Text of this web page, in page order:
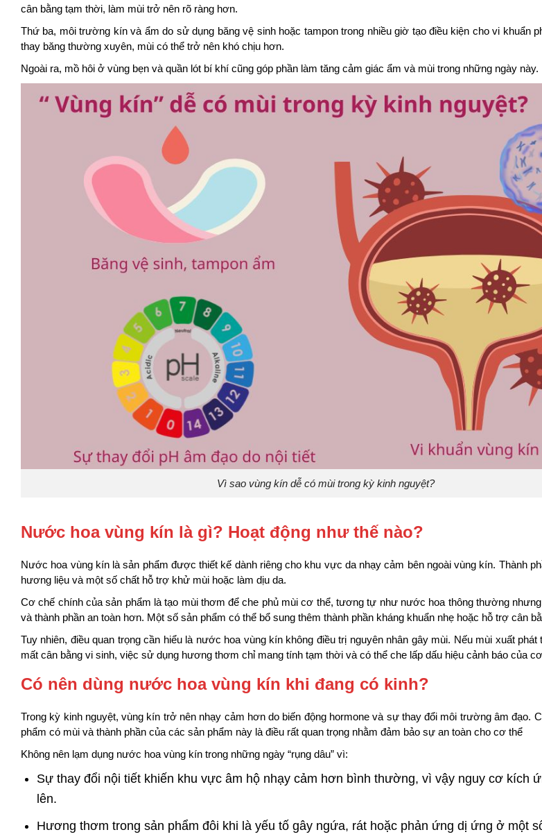
cân bằng tạm thời, làm mùi trở nên rõ ràng hơn.
Thứ ba, môi trường kín và ẩm do sử dụng băng vệ sinh hoặc tampon trong nhiều giờ tạo điều kiện cho vi khuẩn
thay băng thường xuyên, mùi có thể trở nên khó chịu hơn.
Ngoài ra, mồ hôi ở vùng bẹn và quần lót bí khí cũng góp phần làm tăng cảm giác ẩm và mùi trong những ngày này.
Vì sao vùng kín dễ có mùi trong kỳ kinh nguyệt?
Nước hoa vùng kín là gì? Hoạt động như thế nào?
Nước hoa vùng kín là sản phẩm được thiết kế dành riêng cho khu vực da nhạy cảm bên ngoài vùng kín. Thành
hương liệu và một số chất hỗ trợ khử mùi hoặc làm dịu da.
Cơ chế chính của sản phẩm là tạo mùi thơm để che phủ mùi cơ thể, tương tự như nước hoa thông thường
và thành phần an toàn hơn. Một số sản phẩm có thể bổ sung thêm thành phần kháng khuẩn nhẹ hoặc hỗ trợ cân
Tuy nhiên, điều quan trọng cần hiểu là nước hoa vùng kín không điều trị nguyên nhân gây mùi. Nếu mùi xuất
mất cân bằng vi sinh, việc sử dụng hương thơm chỉ mang tính tạm thời và có thể che lấp dấu hiệu cảnh báo của
Có nên dùng nước hoa vùng kín khi đang có kinh?
Trong kỳ kinh nguyệt, vùng kín trở nên nhạy cảm hơn do biến động hormone và sự thay đổi môi trường âm đạo.
phẩm có mùi và thành phần của các sản phẩm này là điều rất quan trọng nhằm đảm bảo sự an toàn cho cơ thể
Không nên lạm dụng nước hoa vùng kín trong những ngày “rụng dâu” vì:
Sự thay đổi nội tiết khiến khu vực âm hộ nhạy cảm hơn bình thường, vì vậy nguy cơ kích
lên.
Hương thơm trong sản phẩm đôi khi là yếu tố gây ngứa, rát hoặc phản ứng dị ứng ở một